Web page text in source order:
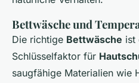
Bettwäsche und
Die richtige Bettwäsche ist
Schlüsselfaktor für
saugfähige Materialien wie